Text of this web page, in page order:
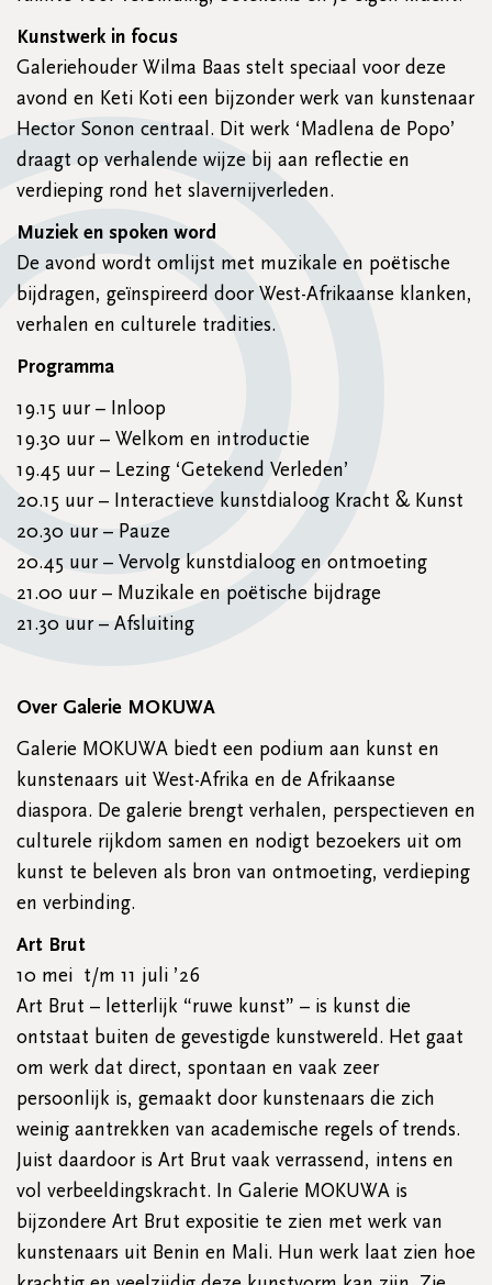
Kunstwerk in focus
Galeriehouder Wilma Baas stelt speciaal voor deze
avond en Keti Koti een bijzonder werk van kunstenaar
Hector Sonon centraal. Dit werk ‘Madlena de Popo’
draagt op verhalende wijze bij aan reflectie en
verdieping rond het slavernijverleden.
Muziek en spoken word
De avond wordt omlijst met muzikale en poëtische
bijdragen, geïnspireerd door West-Afrikaanse klanken,
verhalen en culturele tradities.
Programma
19.15 uur – Inloop
19.30 uur – Welkom en introductie
19.45 uur – Lezing ‘Getekend Verleden’
20.15 uur – Interactieve kunstdialoog Kracht & Kunst
20.30 uur – Pauze
20.45 uur – Vervolg kunstdialoog en ontmoeting
21.00 uur – Muzikale en poëtische bijdrage
21.30 uur – Afsluiting
Over Galerie MOKUWA
Galerie MOKUWA biedt een podium aan kunst en
kunstenaars uit West-Afrika en de Afrikaanse
diaspora. De galerie brengt verhalen, perspectieven en
culturele rijkdom samen en nodigt bezoekers uit om
kunst te beleven als bron van ontmoeting, verdieping
en verbinding.
Art Brut
10 mei t/m 11 juli ’26
Art Brut – letterlijk “ruwe kunst” – is kunst die
ontstaat buiten de gevestigde kunstwereld. Het gaat
om werk dat direct, spontaan en vaak zeer
persoonlijk is, gemaakt door kunstenaars die zich
weinig aantrekken van academische regels of trends.
Juist daardoor is Art Brut vaak verrassend, intens en
vol verbeeldingskracht. In Galerie MOKUWA is
bijzondere Art Brut expositie te zien met werk van
kunstenaars uit Benin en Mali. Hun werk laat zien hoe